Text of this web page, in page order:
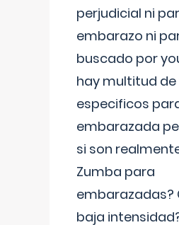
perjudicial ni
embarazo ni
buscado por
hay multitud de
especificos
embarazada
si son
Zumba para
embarazadas?
baja